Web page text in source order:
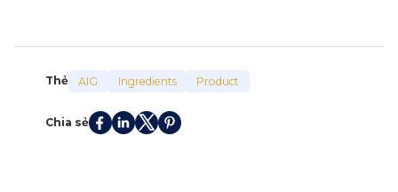
Thẻ AIG Ingredients Product
Chia sẻ